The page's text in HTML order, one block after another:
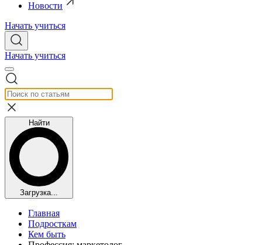
Новости
Начать учиться
Начать учиться
Найти
Загрузка...
Главная
Подросткам
Кем быть